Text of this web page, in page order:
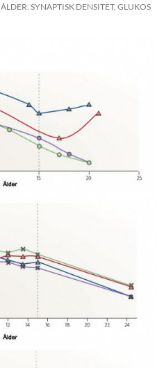
ÅLDER: SYNAPTISK DENSITET, GLUKOS